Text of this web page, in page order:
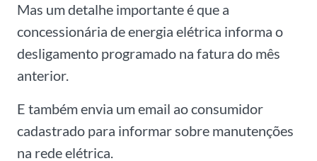
Mas um detalhe importante é que a
concessionária de energia elétrica informa o
desligamento programado na fatura do mês
anterior.
E também envia um email ao consumidor
cadastrado para informar sobre manutenções
na rede elétrica.